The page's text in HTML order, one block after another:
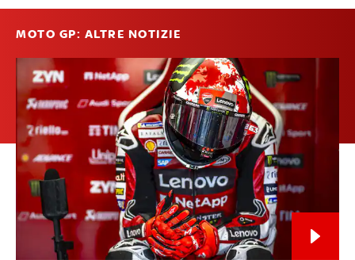
MOTO GP: ALTRE NOTIZIE